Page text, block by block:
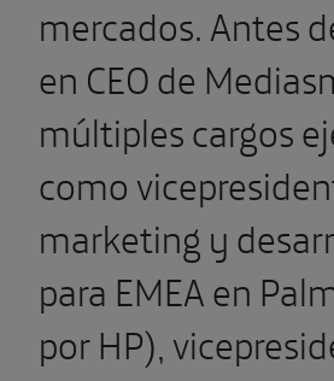
mercados. Antes
en CEO de
múltiples cargos
como
marketing y
para EMEA en
por HP),